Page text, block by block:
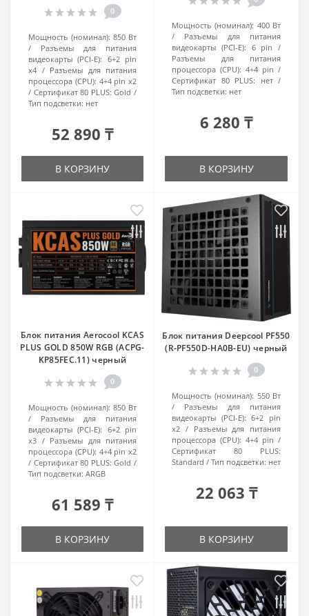
0
Мощность (номинал): 850 Вт
Разъемы для питания
видеокарты (PCI-E): 6+2 pin
x4
Разъемы для питания
процессора (CPU): 4+4 pin x2
Сертификат 80 PLUS: Gold
Тип подсветки: нет
52 890 ₸
В КОРЗИНУ
Мощность (номинал): 400 Вт
Разъемы для питания
видеокарты (PCI-E): 6 pin
Разъемы для питания
процессора (CPU): 4+4 pin
Сертификат 80 PLUS:
нет
Тип подсветки: нет
6 280 ₸
В КОРЗИНУ
Блок питания Aerocool KCAS
PLUS GOLD 850W RGB (ACPG-
KP85FEC.11) черный
0
Мощность (номинал): 850 Вт
Разъемы для питания
видеокарты (PCI-E): 6+2 pin
x3
Разъемы для питания
процессора (CPU): 4+4 pin x2
Сертификат 80 PLUS: Gold
Тип подсветки: ARGB
61 589 ₸
В КОРЗИНУ
Блок питания Deepcool PF550
(R-PF550D-HA0B-EU) черный
0
Мощность (номинал): 550 Вт
Разъемы для питания
видеокарты (PCI-E): 6+2 pin
x2
Разъемы для питания
процессора (CPU): 4+4 pin
Сертификат 80 PLUS:
Standard
Тип подсветки: нет
22 063 ₸
В КОРЗИНУ